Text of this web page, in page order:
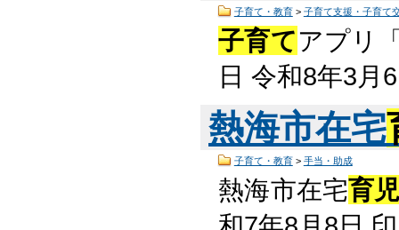
子育て・教育> 子育て支援・子育て
子育てアプリ
日 令和8年3
熱海市在宅
子育て・教育> 手当・助成
熱海市在宅育児